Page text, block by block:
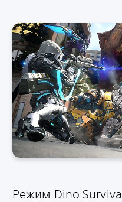
Режим Dino